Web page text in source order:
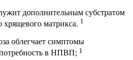
дополнительным субстратом
хрящевого матрикса. 1
облегчает симптомы
в НПВП; 1